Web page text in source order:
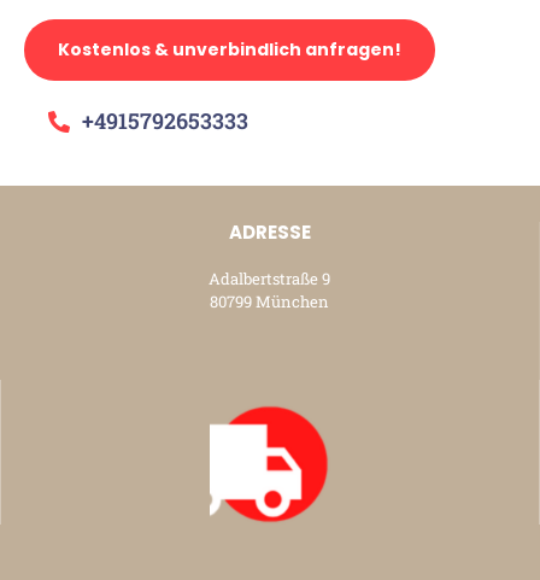
Kostenlos & unverbindlich anfragen!
+4915792653333
ADRESSE
Adalbertstraße 9
80799 München